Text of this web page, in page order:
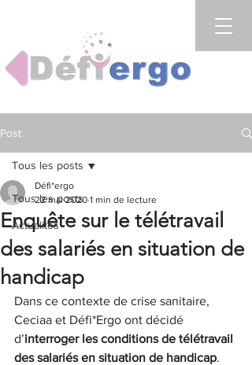
Post
Tous les posts
Actualités
Tous les posts
Enquête sur le télétravail
des salariés en situation de
handicap
Défi*ergo
22 mai 2020 1 min de lecture
Dans ce contexte de crise sanitaire,
Ceciaa et Défi*Ergo ont décidé
d’interroger les conditions de télétravail
des salariés en situation de handicap.